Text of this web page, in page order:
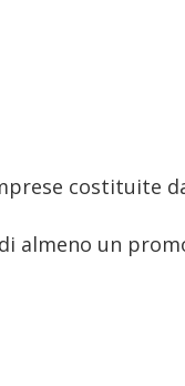
costituite
almeno un